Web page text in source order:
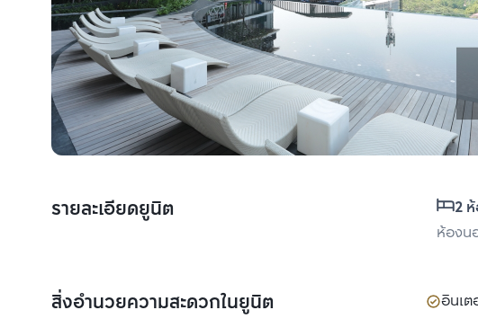
รายละเอียดยูนิต
2
ห้องน
สิ่งอำนวยความสะดวกในยูนิต อินเต